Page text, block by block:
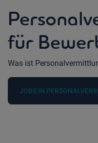
für
Was ist
JOBS IN